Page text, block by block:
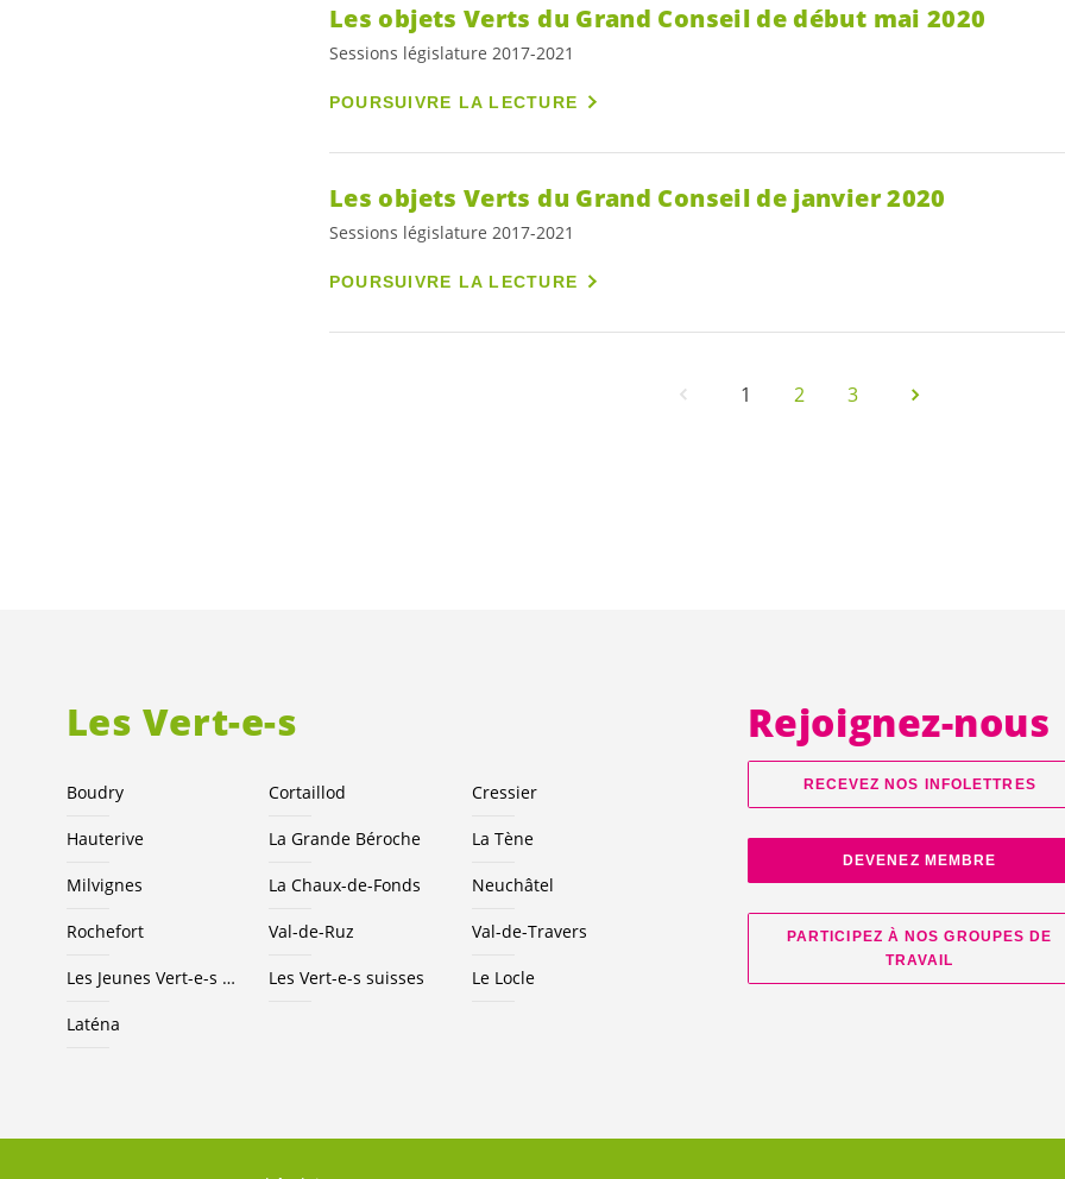
Les objets Verts du Grand Conseil de début mai 2020
Sessions législature 2017-2021
POURSUIVRE LA LECTURE
Les objets Verts du Grand Conseil de janvier 2020
Sessions législature 2017-2021
POURSUIVRE LA LECTURE
1 2 3
Les Vert-e-s
Boudry Cortaillod Cressier
Hauterive La Grande Béroche La Tène
Milvignes La Chaux-de-Fonds Neuchâtel
Rochefort Val-de-Ruz Val-de-Travers
Les Jeunes Vert-e-s LesVert-e-s suisses Le Locle
Laténa
Rejoignez-nous
RECEVEZ NOS INFOLETTRES
DEVENEZ MEMBRE
PARTICIPEZ À NOS GROUPES DE
TRAVAIL